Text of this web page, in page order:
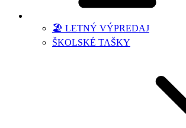
🏖️ LETNÝ VÝPREDAJ
ŠKOLSKÉ TAŠKY